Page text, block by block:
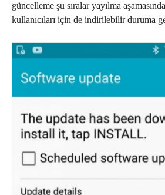
güncelleme şu sıralar yayılma
kullanıcıları için de indirilebilir duruma